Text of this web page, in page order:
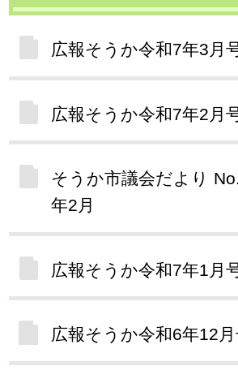
広報そうか令和7年3月
広報そうか令和7年2月
そうか市議会だより
年2月
広報そうか令和7年1月
広報そうか令和6年12